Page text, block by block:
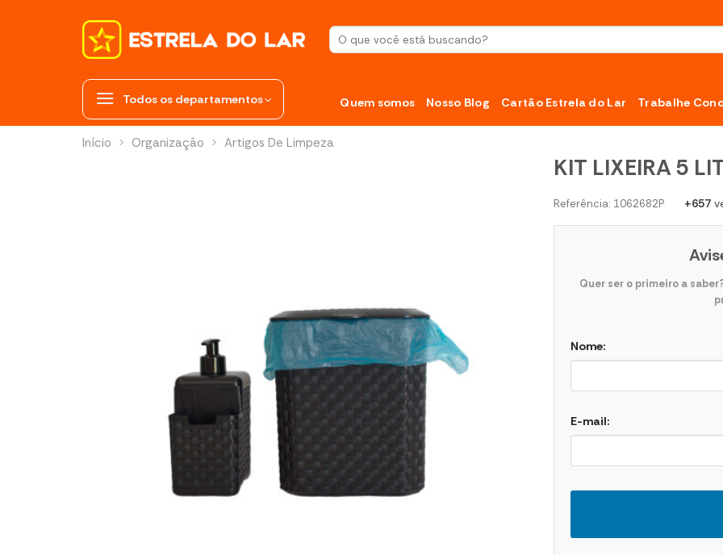
Pesquisar
por:
Todos os departamentos Quem somos Nosso Blog Cartão Estrela do Lar Trabalhe
Início > Organização > Artigos De Limpeza
KIT LIXEIRA 5
Referência: 1062682P +657
Quer ser o primeiro a
Nome:
E-mail: